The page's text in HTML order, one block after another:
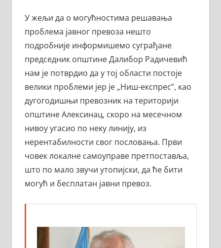
У жељи да о могућностима решавања
проблема јавног превоза нешто
подробније информишемо суграђане
председник општине Далибор Радичевић
нам је потврдио да у тој области постоје
велики проблеми јер је „Ниш-експрес”, као
дугогодишњи превозник на територији
општине Алексинац, скоро на месечном
нивоу угасио по неку линију, из
нерентабилности свог пословања. Први
човек локалне самоуправе претпоставља,
што по мало звучи утопијски, да ће бити
могућ и бесплатан јавни превоз.